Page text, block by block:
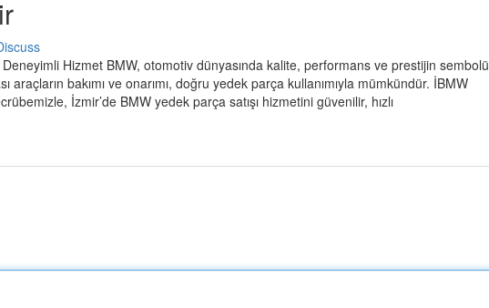
Deneyimli Hizmet BMW, otomotiv dünyasında kalite, performans ve prestijin sembolü
bakımı ve onarımı, doğru yedek parça kullanımıyla mümkündür. İBMW
İzmir’de BMW yedek parça satışı hizmetini güvenilir, hızlı